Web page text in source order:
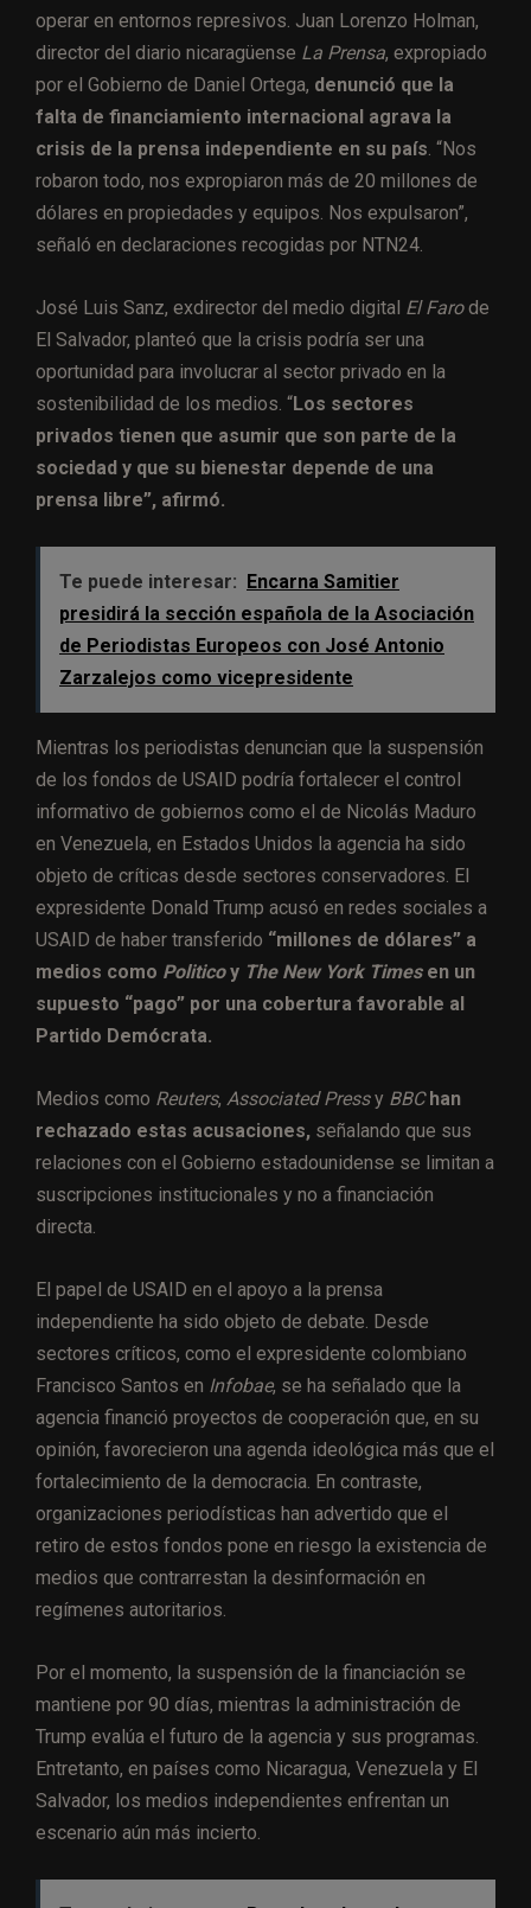
operar en entornos represivos. Juan Lorenzo Holman,
director del diario nicaragüense La Prensa, expropiado
por el Gobierno de Daniel Ortega, denunció que la
falta de financiamiento internacional agrava la
crisis de la prensa independiente en su país. “Nos
robaron todo, nos expropiaron más de 20 millones de
dólares en propiedades y equipos. Nos expulsaron”,
señaló en declaraciones recogidas por NTN24.
José Luis Sanz, exdirector del medio digital El Farode
El Salvador, planteó que la crisis podría ser una
oportunidad para involucrar al sector privado en la
sostenibilidad de los medios. “Los sectores
privados tienen que asumir que son parte de la
sociedad y que su bienestar depende de una
prensa libre”, afirmó.
Te puede interesar: Encarna Samitier
presidirá la sección española de la Asociación
de Periodistas Europeos con José Antonio
Zarzalejos como vicepresidente
Mientras los periodistas denuncian que la suspensión
de los fondos de USAID podría fortalecer el control
informativo de gobiernos como el de Nicolás Maduro
en Venezuela, en Estados Unidos la agencia ha sido
objeto de críticas desde sectores conservadores. El
expresidente Donald Trump acusó en redes sociales a
USAID de haber transferido “millones de dólares” a
medios como Politicoy The New York Timesen un
supuesto “pago” por una cobertura favorable al
Partido Demócrata.
Medios como Reuters, Associated Pressy BBC han
rechazado estas acusaciones, señalando que sus
relaciones con el Gobierno estadounidense se limitan a
suscripciones institucionales y no a financiación
directa.
El papel de USAID en el apoyo a la prensa
independiente ha sido objeto de debate. Desde
sectores críticos, como el expresidente colombiano
Francisco Santos en Infobae, se ha señalado que la
agencia financió proyectos de cooperación que, en su
opinión, favorecieron una agenda ideológica más que el
fortalecimiento de la democracia. En contraste,
organizaciones periodísticas han advertido que el
retiro de estos fondos pone en riesgo la existencia de
medios que contrarrestan la desinformación en
regímenes autoritarios.
Por el momento, la suspensión de la financiación se
mantiene por 90 días, mientras la administración de
Trump evalúa el futuro de la agencia y sus programas.
Entretanto, en países como Nicaragua, Venezuela y El
Salvador, los medios independientes enfrentan un
escenario aún más incierto.